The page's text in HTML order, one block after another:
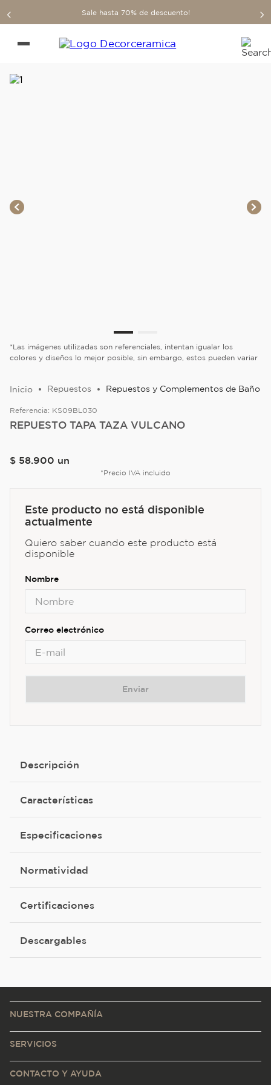
Sale hasta 70% de descuento!
*Las imágenes utilizadas son referenciales, intentan igualar los
colores y diseños lo mejor posible, sin embargo, estos pueden variar
Repuestos Repuestos y Complementos de Baño
Referencia: KS09BL030
REPUESTO TAPA TAZA VULCANO
$ 58.900 un
*Precio IVA incluido
Este producto no está disponible
actualmente
Quiero saber cuando este producto está
disponible
Enviar
Descripción
Características
Especificaciones
Normatividad
Certificaciones
Descargables
NUESTRA COMPAÑÍA
SERVICIOS
CONTACTO Y AYUDA